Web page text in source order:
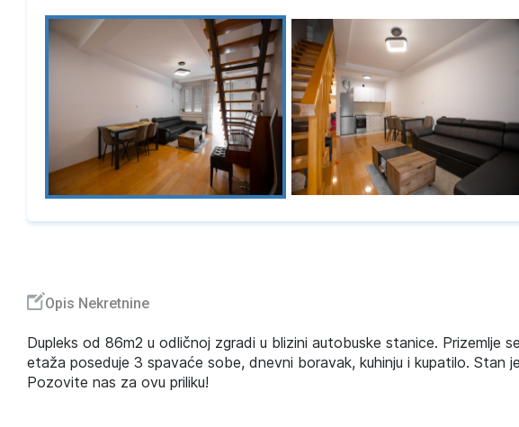
Opis Nekretnine
Dupleks od 86m2 u odličnoj zgradi u blizini autobuske stanice. Prizemlje
etaža poseduje 3 spavaće sobe, dnevni boravak, kuhinju i kupatilo. Stan
Pozovite nas za ovu priliku!